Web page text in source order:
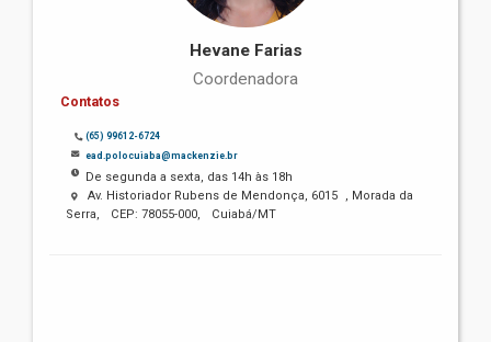
Hevane Farias
Coordenadora
Contatos
(65) 99612-6724
ead.polocuiaba@mackenzie.br
De segunda a sexta, das 14h às 18h
Av. Historiador Rubens de Mendonça, 6015 , Morada da
Serra, CEP: 78055-000, Cuiabá/MT